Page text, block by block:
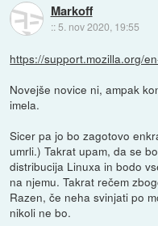
Markoff
:: 5. nov 2020, 19:55
https://support.mozilla.org/
Novejše novice ni, ampak
imela.
Sicer pa jo bo zagotovo
umrli.) Takrat upam, da se
distribucija Linuxa in bodo
na njemu. Takrat rečem
Razen, če neha svinjati po
nikoli ne bo.